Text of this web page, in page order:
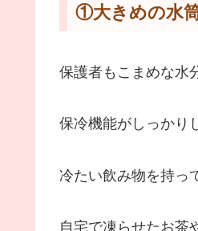
①大きめの水
保護者もこまめな水
保冷機能がしっかり
冷たい飲み物を持っ
自宅で凍らせたお茶